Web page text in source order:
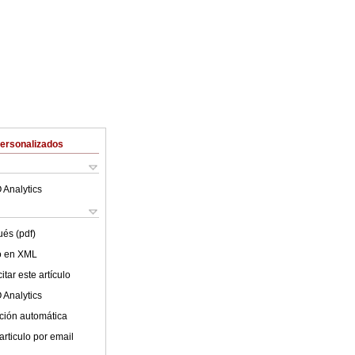
Analytics
(pdf)
en XML
este artículo
Analytics
automática
por email